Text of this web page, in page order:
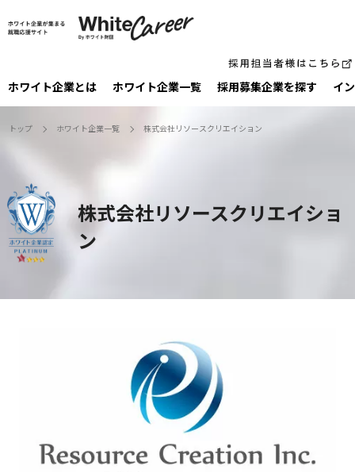
ホワイト企業とは ホワイト企業一覧 採⽤募集企業を探す イ
トップ ホワイト企業一覧 株式会社リソースクリエイション
株式会社リソースクリエイショ
ン